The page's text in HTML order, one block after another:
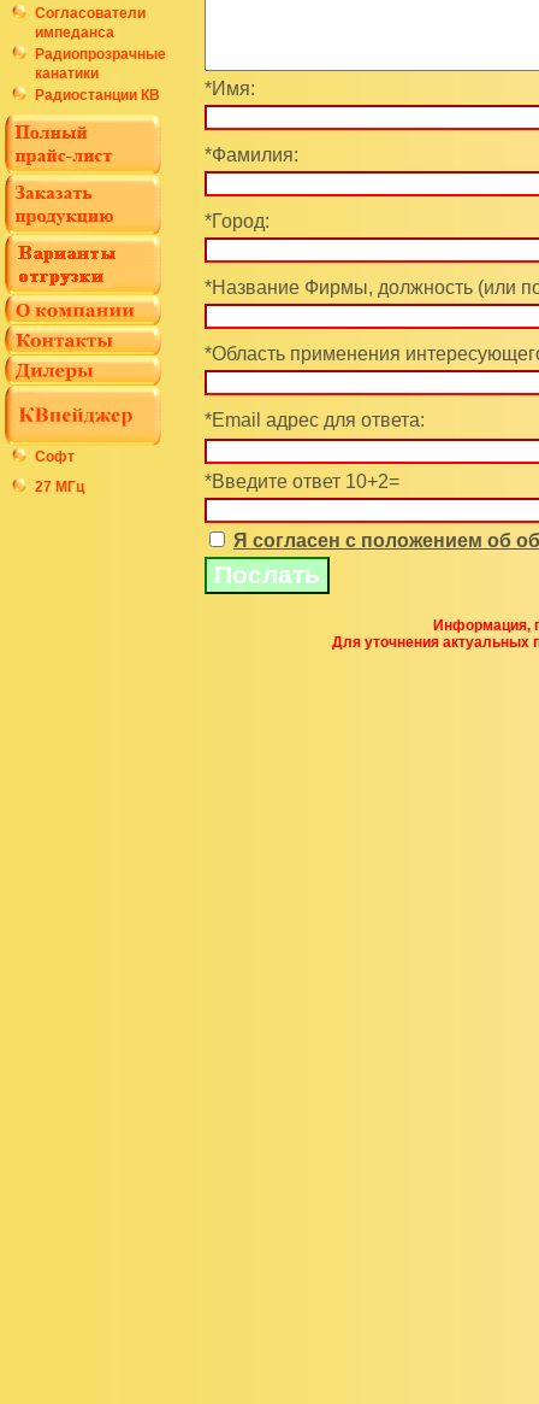
Согласователи
импеданса
Радиопрозрачные
канатики
Радиостанции КВ
Софт
27 МГц
*Имя:
*Фамилия:
*Город:
*Название Фирмы, должность (или
*Область применения
*Email адрес для ответа:
*Введите ответ 10+2=
Я согласен с положением об
Информация,
Для уточнения актуальных